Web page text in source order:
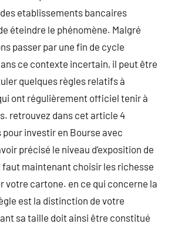
etablissements bancaires
éteindre le phénomène. Malgré
passer par une fin de cycle
ce contexte incertain, il peut être
quelques règles relatifs à
ont régulièrement officiel tenir à
retrouvez dans cet article 4
investir en Bourse avec
précisé le niveau d’exposition de
faut maintenant choisir les richesse
votre cartone. en ce qui concerne la
est la distinction de votre
sa taille doit ainsi être constitué